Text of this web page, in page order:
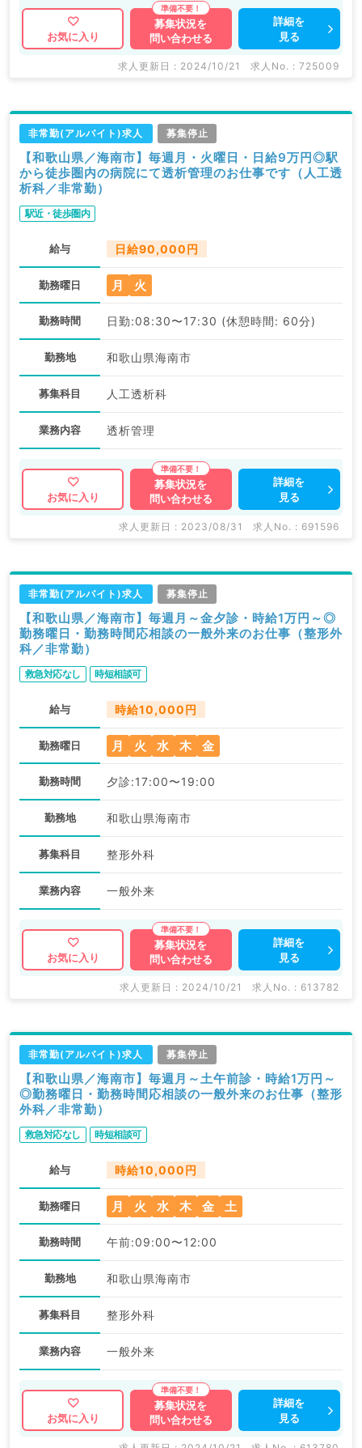
お気に入り
募集状況を
問い合わせる
詳細を
見る
求人更新日 : 2024/10/21 求人No. : 725009
非常勤(アルバイト)求人 募集停止
【和歌山県／海南市】毎週月・火曜日・日給9万円◎駅
から徒歩圏内の病院にて透析管理のお仕事です（人工透
析科／非常勤）
駅近・徒歩圏内
給与 日給90,000円
勤務曜日 月 火
勤務時間 日勤:08:30〜17:30 (休憩時間: 60分)
勤務地 和歌山県海南市
募集科目 人工透析科
業務内容 透析管理
お気に入り
募集状況を
問い合わせる
詳細を
見る
求人更新日 : 2023/08/31 求人No. : 691596
非常勤(アルバイト)求人 募集停止
【和歌山県／海南市】毎週月～金夕診・時給1万円～◎
勤務曜日・勤務時間応相談の一般外来のお仕事（整形外
科／非常勤）
救急対応なし 時短相談可
給与 時給10,000円
勤務曜日 月 火 水 木 金
勤務時間 夕診:17:00〜19:00
勤務地 和歌山県海南市
募集科目 整形外科
業務内容 一般外来
お気に入り
募集状況を
問い合わせる
詳細を
見る
求人更新日 : 2024/10/21 求人No. : 613782
非常勤(アルバイト)求人 募集停止
【和歌山県／海南市】毎週月～土午前診・時給1万円～
◎勤務曜日・勤務時間応相談の一般外来のお仕事（整形
外科／非常勤）
救急対応なし 時短相談可
給与 時給10,000円
勤務曜日 月 火 水 木 金 土
勤務時間 午前:09:00〜12:00
勤務地 和歌山県海南市
募集科目 整形外科
業務内容 一般外来
お気に入り
募集状況を
問い合わせる
詳細を
見る